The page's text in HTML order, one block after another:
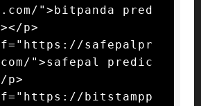
">bitpanda pred
p>
safepalpr
">safepal predic
p>
bitstampp